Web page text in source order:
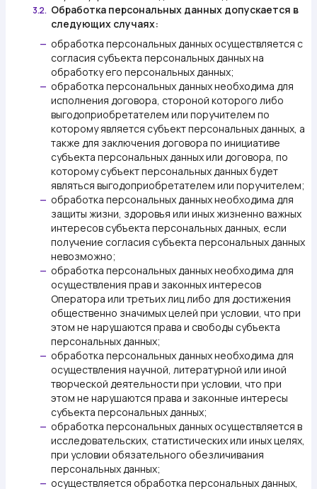
3.2. Обработка персональных данных допускается в
следующих случаях:
— обработка персональных данных осуществляется с
согласия субъекта персональных данных на
обработку его персональных данных;
— обработка персональных данных необходима для
исполнения договора, стороной которого либо
выгодоприобретателем или поручителем по
которому является субъект персональных данных, а
также для заключения договора по инициативе
субъекта персональных данных или договора, по
которому субъект персональных данных будет
являться выгодоприобретателем или поручителем;
— обработка персональных данных необходима для
защиты жизни, здоровья или иных жизненно важных
интересов субъекта персональных данных, если
получение согласия субъекта персональных данных
невозможно;
— обработка персональных данных необходима для
осуществления прав и законных интересов
Оператора или третьих лиц либо для достижения
общественно значимых целей при условии, что при
этом не нарушаются права и свободы субъекта
персональных данных;
— обработка персональных данных необходима для
осуществления научной, литературной или иной
творческой деятельности при условии, что при
этом не нарушаются права и законные интересы
субъекта персональных данных;
— обработка персональных данных осуществляется в
исследовательских, статистических или иных целях,
при условии обязательного обезличивания
персональных данных;
— осуществляется обработка персональных данных,